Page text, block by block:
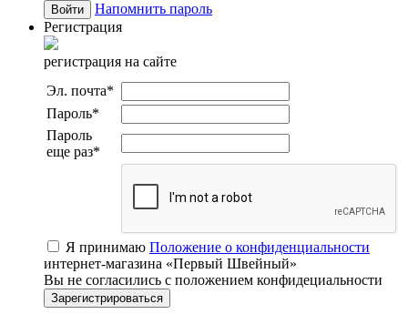
Напомнить пароль
Регистрация
регистрация на сайте
Эл. почта*
Пароль*
Пароль
еще раз*
Я принимаю Положение о конфиденциальности
интернет-магазина «Первый Швейный»
Вы не согласились с положением конфидециальности